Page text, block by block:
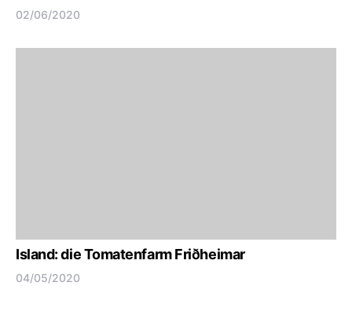
02/06/2020
Island: die Tomatenfarm Friðheimar
04/05/2020